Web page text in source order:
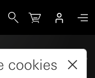
Gira System 3000
cookies